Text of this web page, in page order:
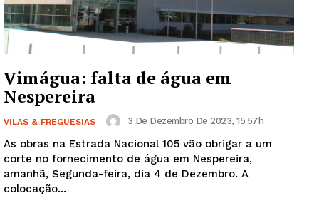
Vimágua: falta de água em
Nespereira
VILAS & FREGUESIAS 3 De Dezembro De 2023, 15:57h
As obras na Estrada Nacional 105 vão obrigar a um
corte no fornecimento de água em Nespereira,
amanhã, Segunda-feira, dia 4 de Dezembro. A
colocação...